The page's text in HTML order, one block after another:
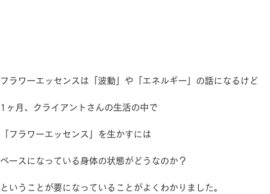
フラワーエッセンスは「波動」や「エネルギー」の話になるけど
1ヶ月、クライアントさんの生活の中で
「フラワーエッセンス」を生かすには
ベースになっている身体の状態がどうなのか？
ということが要になっていることがよくわかりました。